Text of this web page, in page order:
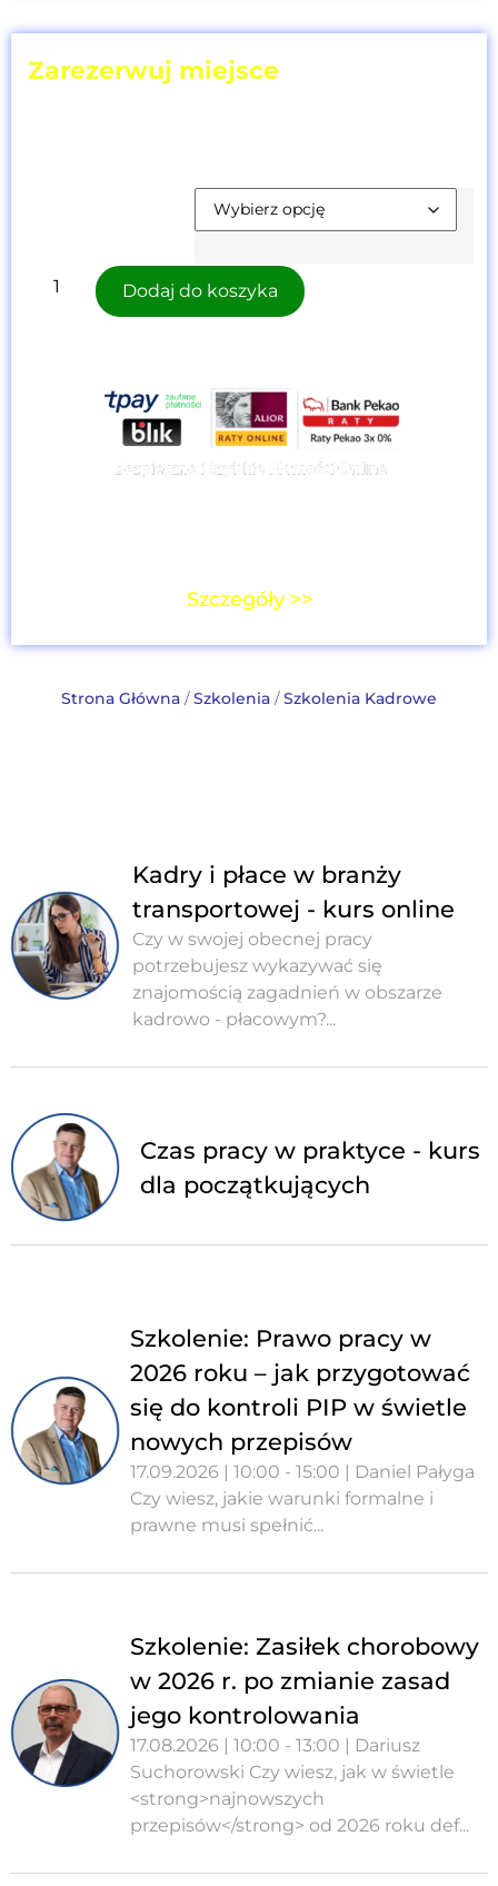
Zarezerwuj miejsce
Dodaj do koszyka
Szczegóły >>
Strona Główna /Szkolenia /Szkolenia Kadrowe
Kadry i płace w branży
transportowej - kurs online
Czy w swojej obecnej pracy
potrzebujesz wykazywać się
znajomością zagadnień w obszarze
kadrowo - płacowym?...
Czas pracy w praktyce - kurs
dla początkujących
Szkolenie: Prawo pracy w
2026 roku – jak przygotować
się do kontroli PIP w świetle
nowych przepisów
17.09.2026 | 10:00 - 15:00 | Daniel Pałyga
Czy wiesz, jakie warunki formalne i
prawne musi spełnić...
Szkolenie: Zasiłek chorobowy
w 2026 r. po zmianie zasad
jego kontrolowania
17.08.2026 | 10:00 - 13:00 | Dariusz
Suchorowski Czy wiesz, jak w świetle
<strong>najnowszych
przepisów</strong> od 2026 roku def...